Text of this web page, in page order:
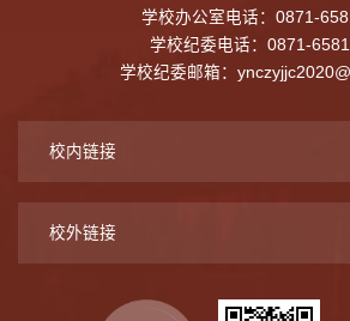
学校办公室电话：0871-
学校纪委电话：0871-
学校纪委邮箱：
校内链接
校外链接